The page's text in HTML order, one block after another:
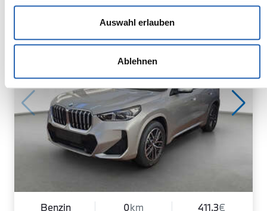
Auswahl erlauben
Ablehnen
Benzin 0km 411.3€